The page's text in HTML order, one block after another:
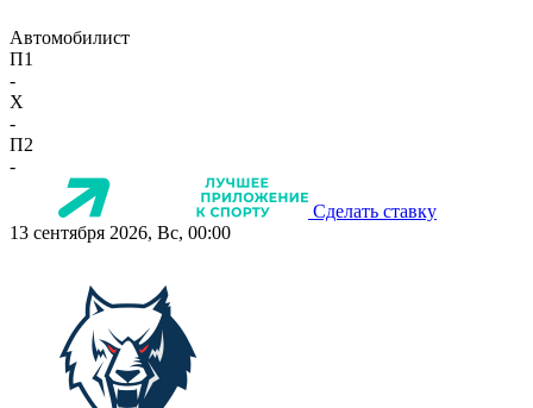
Автомобилист
П1
-
X
-
П2
-
Сделать ставку
13 сентября 2026, Вс, 00:00